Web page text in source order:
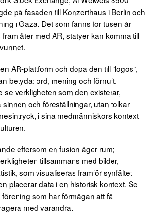
på fasaden till Konzerthaus i Berlin och
i Gaza. Det som fanns för tusen år
åter med AR, statyer kan komma till
AR-plattform och döpa den till ”logos”,
betyda: ord, mening och förnuft.
se verkligheten som den existerar,
och föreställningar, utan tolkar
i sina medmänniskors kontext
eftersom en fusion äger rum;
tillsammans med bilder,
som visualiseras framför synfältet
placerar data i en historisk kontext. Se
som har förmågan att få
med varandra.